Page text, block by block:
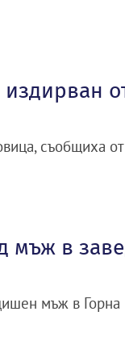
съобщиха от
мъж в
мъж в Горна